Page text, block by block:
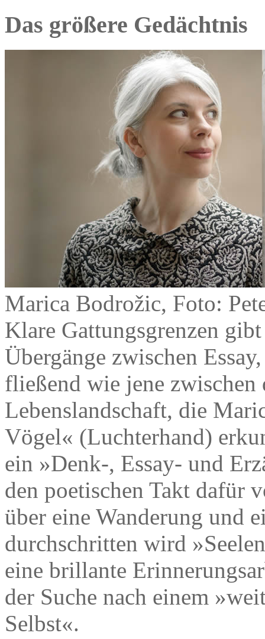
Das größere Gedächtnis
Marica Bodrožic, Foto:
Klare Gattungsgrenzen
Übergänge zwischen
fließend wie jene
Lebenslandschaft, die
Vögel« (Luchterhand)
ein »Denk-, Essay- und
den poetischen Takt dafür
über eine Wanderung und
durchschritten wird
eine brillante
der Suche nach einem
Selbst«.